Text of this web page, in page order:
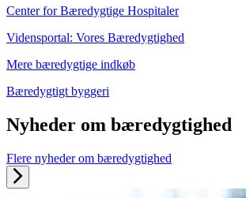
Center for Bæredygtige Hospitaler
Vidensportal: Vores Bæredygtighed
Mere bæredygtige indkøb
Bæredygtigt byggeri
Nyheder om bæredygtighed
Flere nyheder om bæredygtighed